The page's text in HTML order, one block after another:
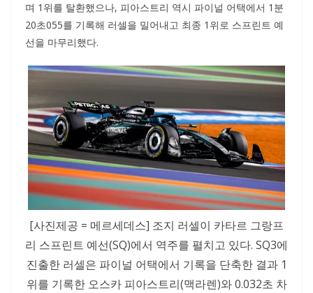
며 1위를 탈환했으나, 피아스트리 역시 파이널 어택에서 1분
20초055를 기록해 러셀을 밀어내고 최종 1위로 스프린트 예
선을 마무리했다.
[사진제공 = 메르세데스] 조지 러셀이 카타르 그랑프
리 스프린트 예선(SQ)에서 역주를 펼치고 있다. SQ3에
진출한 러셀은 파이널 어택에서 기록을 단축한 결과 1
위를 기록한 오스카 피아스트리(맥라렌)와 0.032초 차